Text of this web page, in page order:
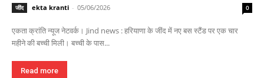
जींद ekta kranti - 05/06/2026 0
एकता क्रांति न्यूज नेटवर्क। Jind news : हरियाणा के जींद में नए बस स्टैंड पर एक चार
महीने की बच्ची मिली। बच्ची के पास...
Read more